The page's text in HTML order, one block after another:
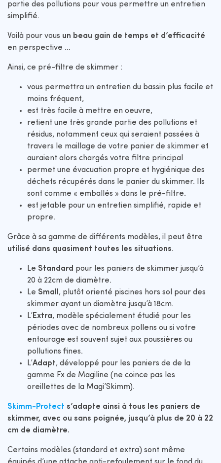
partie des pollutions pour vous permettre un entretien
simplifié.
Voilà pour vous un beau gain de temps et d’efficacité
en perspective …
Ainsi, ce pré-filtre de skimmer :
vous permettra un entretien du bassin plus facile et
moins fréquent,
est très facile à mettre en oeuvre,
retient une très grande partie des pollutions et
résidus, notamment ceux qui seraient passées à
travers le maillage de votre panier de skimmer et
auraient alors chargés votre filtre principal
permet une évacuation propre et hygiénique des
déchets récupérés dans le panier du skimmer. Ils
sont comme « emballés » dans le pré-filtre.
est jetable pour un entretien simplifié, rapide et
propre.
Grâce à sa gamme de différents modèles, il peut être
utilisé dans quasiment toutes les situations.
Le Standard pour les paniers de skimmer jusqu’à
20 à 22cm de diamètre.
Le Small, plutôt orienté piscines hors sol pour des
skimmer ayant un diamètre jusqu’à 18cm.
L’Extra, modèle spécialement étudié pour les
périodes avec de nombreux pollens ou si votre
entourage est souvent sujet aux poussières ou
pollutions fines.
L’Adapt, développé pour les paniers de de la
gamme Fx de Magiline (ne coince pas les
oreillettes de la Magi’Skimm).
Skimm-Protect s’adapte ainsi à tous les paniers de
skimmer, avec ou sans poignée, jusqu’à plus de 20 à 22
cm de diamètre.
Certains modèles (standard et extra) sont même